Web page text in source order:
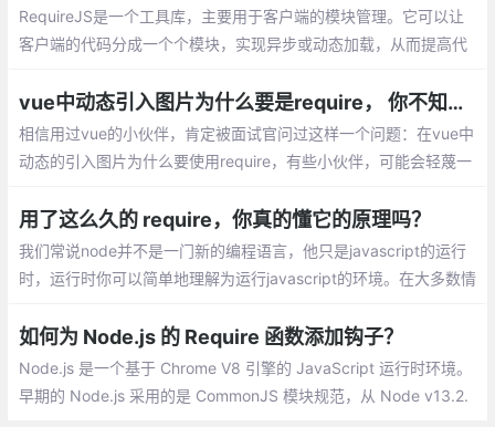
RequireJS是一个工具库，主要用于客户端的模块管理。它可以让
客户端的代码分成一个个模块，实现异步或动态加载，从而提高代
间可以互相依赖，当然可能会有人会想，模块之间的依赖
vue中动态引入图片为什么要是require， 你不知道的那些事
相信用过vue的小伙伴，肯定被面试官问过这样一个问题：在vue中
动态的引入图片为什么要使用require，有些小伙伴，可能会轻蔑一
编译，所以要加上require
用了这么久的 require，你真的懂它的原理吗？
我们常说node并不是一门新的编程语言，他只是javascript的运行
时，运行时你可以简单地理解为运行javascript的环境。在大多数情
如何为 Node.js 的 Require 函数添加钩子？
Node.js 是一个基于 Chrome V8 引擎的 JavaScript 运行时环境。
早期的 Node.js 采用的是 CommonJS 模块规范，从 Node v13.2.